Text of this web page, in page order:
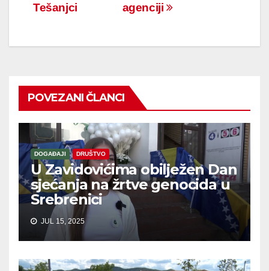
agenciji
Tešanjci
POVEZANI ČLANCI
DOGAĐAJI DRUŠTVO
U Zavidovićima obilježen Dan
sjećanja na žrtve genocida u
Srebrenici
JUL 15, 2025